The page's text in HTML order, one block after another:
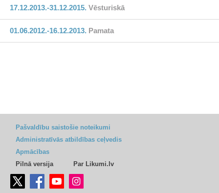
17.12.2013.-31.12.2015. Vēsturiskā
01.06.2012.-16.12.2013. Pamata
Pašvaldību saistošie noteikumi
Administratīvās atbildības ceļvedis
Apmācības
Pilnā versija
Par Likumi.lv